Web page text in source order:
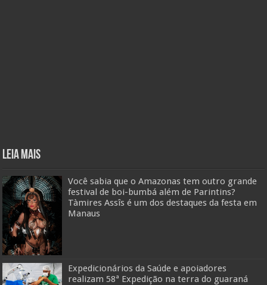
Leia mais
Você sabia que o Amazonas tem outro grande
festival de boi-bumbá além de Parintins?
Tàmires Assîs é um dos destaques da festa em
Manaus
Expedicionários da Saúde e apoiadores
realizam 58ª Expedição na terra do guaraná